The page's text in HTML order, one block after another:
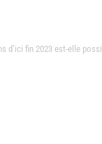
d’ici fin 2023 est-elle